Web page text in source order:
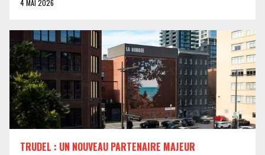
4 MAI 2026
TRUDEL : UN NOUVEAU PARTENAIRE MAJEUR